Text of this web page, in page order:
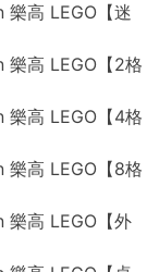
高 LEGO【迷
高 LEGO【2格
高 LEGO【4格
高 LEGO【8格
高 LEGO【外